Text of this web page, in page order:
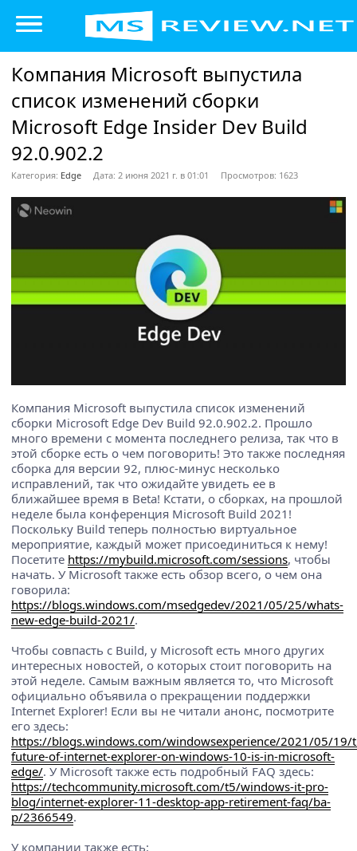
Компания Microsoft выпустила
список изменений сборки
Microsoft Edge Insider Dev Build
92.0.902.2
Категория: Edge Дата: 2 июня 2021 г. в 01:01 Просмотров: 1623
Компания Microsoft выпустила список изменений
сборки Microsoft Edge Dev Build 92.0.902.2. Прошло
много времени с момента последнего релиза, так что в
этой сборке есть о чем поговорить! Это также последняя
сборка для версии 92, плюс-минус несколько
исправлений, так что ожидайте увидеть ее в
ближайшее время в Beta! Кстати, о сборках, на прошлой
неделе была конференция Microsoft Build 2021!
Поскольку Build теперь полностью виртуальное
мероприятие, каждый может присоединиться к нему!
Посетите https://mybuild.microsoft.com/sessions, чтобы
начать. У Microsoft также есть обзор всего, о чем она
говорила:
https://blogs.windows.com/msedgedev/2021/05/25/whats-
new-edge-build-2021/.
Чтобы совпасть с Build, у Microsoft есть много других
интересных новостей, о которых стоит поговорить на
этой неделе. Самым важным является то, что Microsoft
официально объявила о прекращении поддержки
Internet Explorer! Если вы не читали анонс, посмотрите
его здесь:
https://blogs.windows.com/windowsexperience/2021/05/19/
future-of-internet-explorer-on-windows-10-is-in-microsoft-
edge/. У Microsoft также есть подробный FAQ здесь:
https://techcommunity.microsoft.com/t5/windows-it-pro-
blog/internet-explorer-11-desktop-app-retirement-faq/ba-
p/2366549.
У компании также есть: